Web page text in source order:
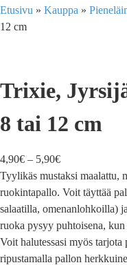
Etusivu » Kauppa »
12 cm
Trixie,
8 tai 12 cm
4,90€ – 5,90€
Tyylikäs mustaksi maalattu,
ruokintapallo. Voit täyttää
salaatilla, omenanlohkoilla)
ruoka pysyy puhtoisena, kun
Voit halutessasi myös
ripustamalla pallon